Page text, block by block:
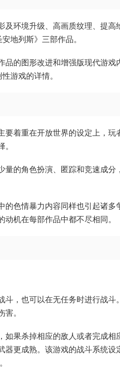
及环境升级、高画质纹理、提
地列斯》三部作品。
品的图形改进和增强版现代游
游戏的详情。
着重在开放世界的设定上，玩
的角色扮演、匿踪和竞速成分
色情暴力内容同样也引起诸多
机在每部作品中都不尽相同。
，也可以在无任务时进行战斗
。
果杀掉相应的敌人或者完成相
更成熟。该游戏的战斗系统设